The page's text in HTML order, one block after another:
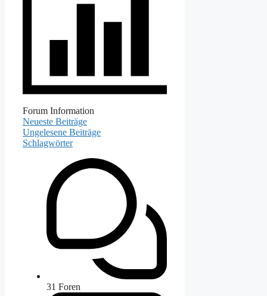
Forum Information
Neueste Beiträge
Ungelesene Beiträge
Schlagwörter
31 Foren